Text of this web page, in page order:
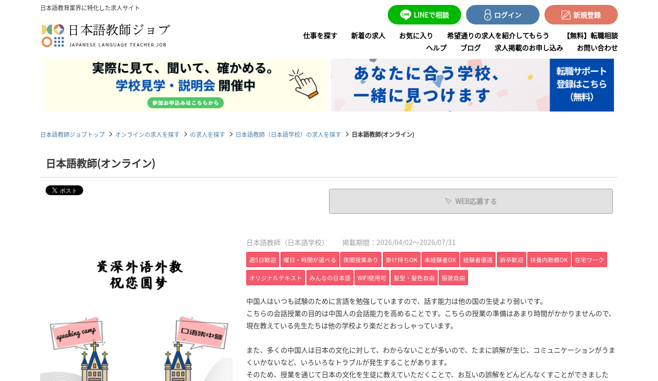
日本語教育業界に特化した求人サイト
LINEで相談 ログイン 新規登録
仕事を探す 新着の求人 お気に入り 希望通りの求人を紹介してもらう
【無料】転職相談
ヘルプ
ブログ 求人掲載のお申し込み お問い合わせ
日本語教師ジョブトップ オンラインの求人を探す の求人を探す 日本語教師（日本語学校）の求人を探す 日本語教師(オンライン)
日本語教師(オンライン)
WEB応募する
日本語教師（日本語学校） 掲載期間：2026/04/02～2026/07/31
週5日歓迎 曜日・時間が選べる 夜間授業あり 掛け持ちOK 未経験者OK 経験者優遇 新卒歓迎 扶養内勤務OK 在宅ワーク
オリジナルテキスト みんなの日本語 WIFI使用可 髪型・髪色自由 服装自由
中国人はいつも試験のために言語を勉強していますので、話す能力は他の国の生徒より弱いです。
こちらの会話授業の目的は中国人の会話能力を高めることです。こちらの授業の準備はあまり時間がかかりませんので、
現在教えている先生たちは他の学校より楽だとおっしゃっています。
また、多くの中国人は日本の文化に対して、わからないことが多いので、たまに誤解が生じ、コミュニケーションがうま
くいかないなど、いろいろなトラブルが発生することがあります。
そのため、授業を通じて日本の文化を生徒に教えていただくことで、お互いの誤解をどんどんなくすことができました